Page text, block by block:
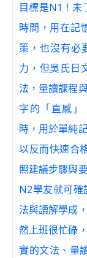
目標是N1！未
時間，用在記
策，也沒有必
力，但吳氏日
法，量讀課程
字的「直感
時，用於單純
以反而快速合
照建議步驟與
N2學友就可確
法與讀解學成
然上班很忙碌
實的文法、量